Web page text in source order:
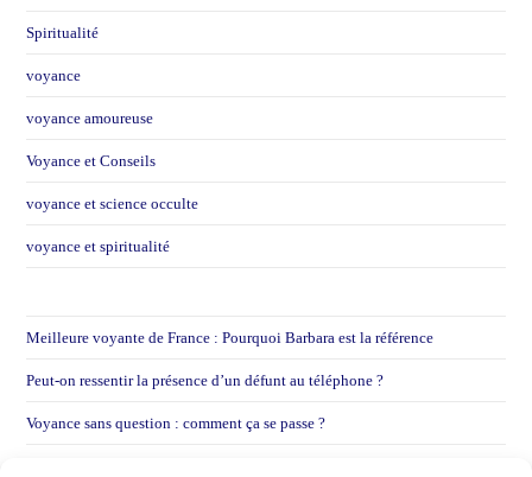
Spiritualité
voyance
voyance amoureuse
Voyance et Conseils
voyance et science occulte
voyance et spiritualité
Meilleure voyante de France : Pourquoi Barbara est la référence
Peut-on ressentir la présence d’un défunt au téléphone ?
Voyance sans question : comment ça se passe ?